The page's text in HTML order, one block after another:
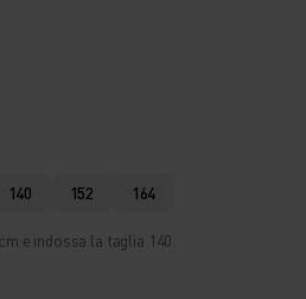
140 152 164
e indossa la taglia 140.